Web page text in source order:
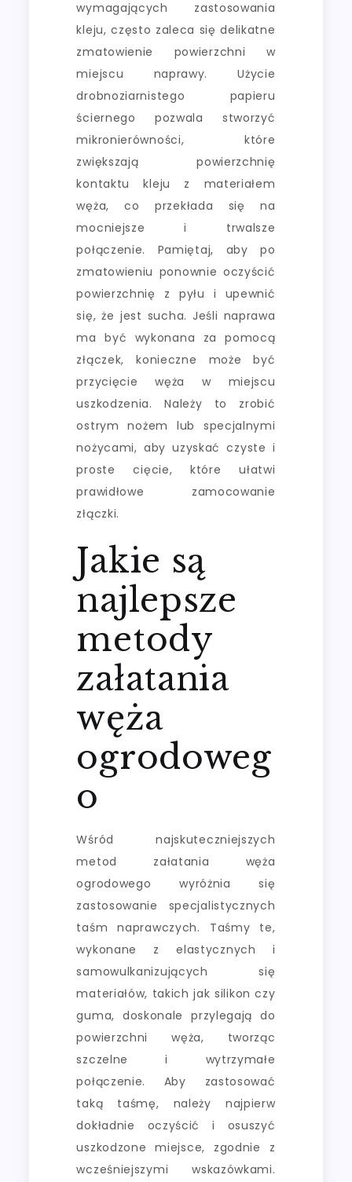
wymagających zastosowania
kleju, często zaleca się delikatne
zmatowienie powierzchni w
miejscu naprawy. Użycie
drobnoziarnistego papieru
ściernego pozwala stworzyć
mikronierówności, które
zwiększają powierzchnię
kontaktu kleju z materiałem
węża, co przekłada się na
mocniejsze i trwalsze
połączenie. Pamiętaj, aby po
zmatowieniu ponownie oczyścić
powierzchnię z pyłu i upewnić
się, że jest sucha. Jeśli naprawa
ma być wykonana za pomocą
złączek, konieczne może być
przycięcie węża w miejscu
uszkodzenia. Należy to zrobić
ostrym nożem lub specjalnymi
nożycami, aby uzyskać czyste i
proste cięcie, które ułatwi
prawidłowe zamocowanie
złączki.
Jakie są
najlepsze
metody
załatania
węża
ogrodoweg
o
Wśród najskuteczniejszych
metod załatania węża
ogrodowego wyróżnia się
zastosowanie specjalistycznych
taśm naprawczych. Taśmy te,
wykonane z elastycznych i
samowulkanizujących się
materiałów, takich jak silikon czy
guma, doskonale przylegają do
powierzchni węża, tworząc
szczelne i wytrzymałe
połączenie. Aby zastosować
taką taśmę, należy najpierw
dokładnie oczyścić i osuszyć
uszkodzone miejsce, zgodnie z
wcześniejszymi wskazówkami.